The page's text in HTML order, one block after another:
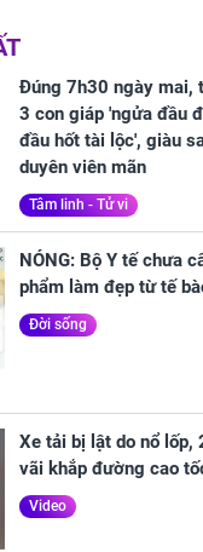
Đúng 7h30 ngày mai,
3 con giáp 'ngửa đầu
đầu hốt tài lộc', giàu
duyên viên mãn
Tâm linh - Tử vi
NÓNG: Bộ Y tế chưa
phẩm làm đẹp từ tế
Đời sống
Xe tải bị lật do nổ
vãi khắp đường cao
Video